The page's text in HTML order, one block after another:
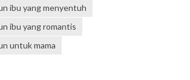
ibu yang menyentuh
ibu yang romantis
untuk mama